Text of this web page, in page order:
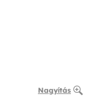
Nagyítás